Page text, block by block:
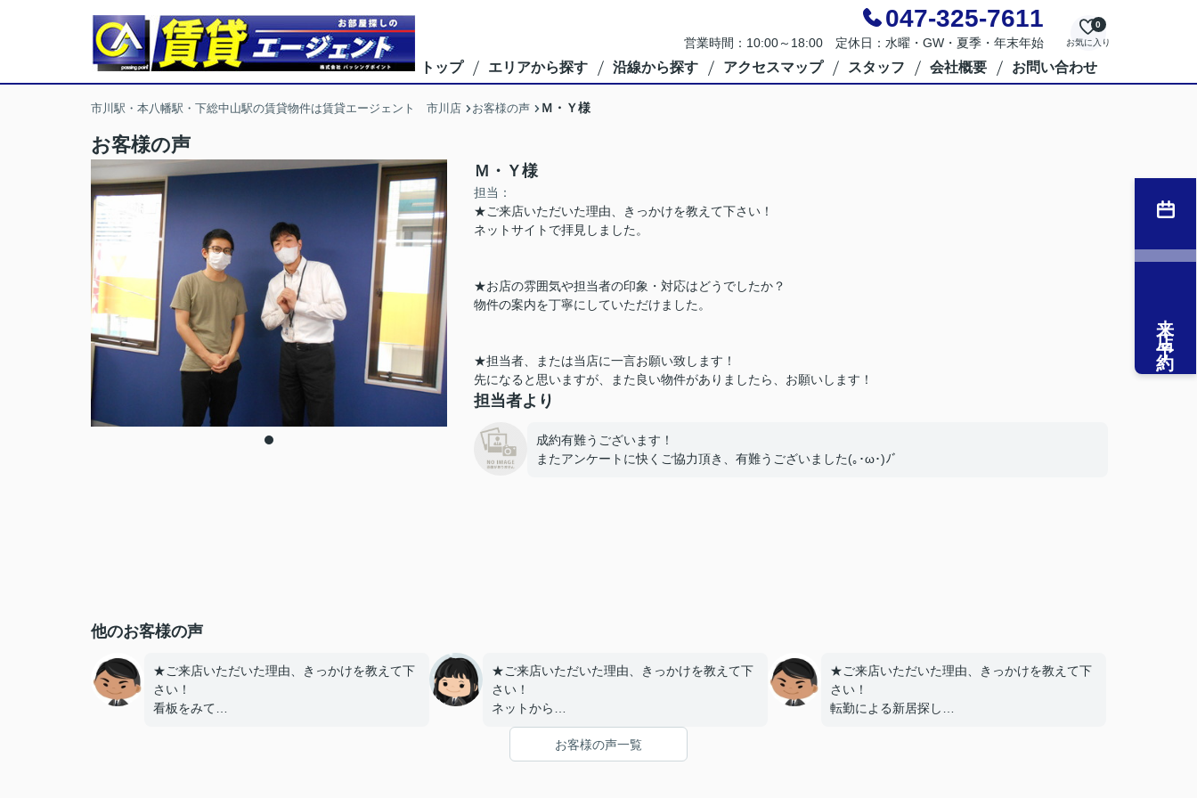
047-325-7611
営業時間：10:00～18:00 定休日：水曜・GW・夏季・年末年始 お気に入り
0
トップ エリアから探す 沿線から探す アクセスマップ スタッフ 会社概要 お問い合わせ
市川駅・本八幡駅・下総中山駅の賃貸物件は賃貸エージェント 市川店 お客様の声 Ｍ・Ｙ様
お客様の声
Ｍ・Ｙ様
担当：
★ご来店いただいた理由、きっかけを教えて下さい！
ネットサイトで拝見しました。
★お店の雰囲気や担当者の印象・対応はどうでしたか？
物件の案内を丁寧にしていただけました。
★担当者、または当店に一言お願い致します！
先になると思いますが、また良い物件がありましたら、お願いします！
担当者より
成約有難うございます！
またアンケートに快くご協力頂き、有難うございました(｡･ω･)ﾉﾞ
他のお客様の声
★ご来店いただいた理由、きっかけを教えて下
さい！
看板をみて
★ご来店いただいた理由、きっかけを教えて下
さい！
ネットから
★お店の雰囲気や担当者の印象・対応はどうで
したか？
★ご来店いただいた理由、きっかけを教えて下
さい！
転勤による新居探し
お客様の声一覧
来店予約